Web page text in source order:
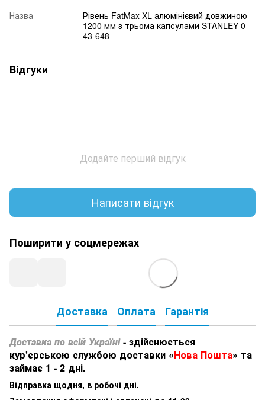
Назва
Рівень FatMax XL алюмінієвий довжиною
1200 мм з трьома капсулами STANLEY 0-
43-648
Відгуки
Додайте перший відгук
Написати відгук
Поширити у соцмережах
Доставка Оплата Гарантія
Доставка по всій Україні - здійснюється
кур'єрською службою доставки «Нова Пошта» та
займає 1 - 2 дні.
Відправка щодня, в робочі дні.